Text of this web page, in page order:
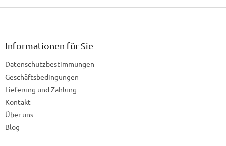
F
Informationen für Sie
Datenschutzbestimmungen
Geschäftsbedingungen
Lieferung und Zahlung
Kontakt
Über uns
Blog